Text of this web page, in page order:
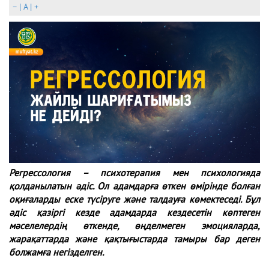
– | A| +
Регрессология– психотерапия мен психологияда
қолданылатын әдіс. Ол адамдарға өткен өмірінде болған
оқиғаларды еске түсіруге және талдауға көмектеседі. Бұл
әдіс қазіргі кезде адамдарда кездесетін көптеген
мәселелердің өткенде, өңделмеген эмоцияларда,
жарақаттарда және қақтығыстарда тамыры бар деген
болжамға негізделген.